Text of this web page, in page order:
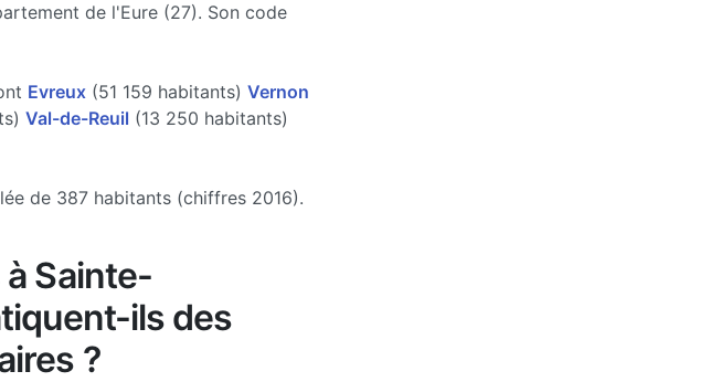
de l'Eure (27). Son code
Evreux(51 159 habitants) Vernon
Val-de-Reuil (13 250 habitants)
de 387 habitants (chiffres 2016).
Sainte-
ils des
?